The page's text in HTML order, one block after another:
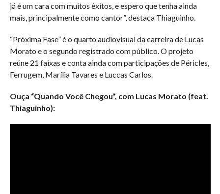
já é um cara com muitos êxitos, e espero que tenha ainda
mais, principalmente como cantor”, destaca Thiaguinho.
“Próxima Fase” é o quarto audiovisual da carreira de Lucas
Morato e o segundo registrado com público. O projeto
reúne 21 faixas e conta ainda com participações de Péricles,
Ferrugem, Marília Tavares e Luccas Carlos.
Ouça “Quando Você Chegou”, com Lucas Morato (feat.
Thiaguinho):